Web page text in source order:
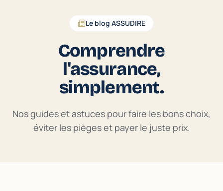
Le blog ASSUDIRE
Comprendre
l'assurance,
simplement.
Nos guides et astuces pour faire les bons choix,
éviter les pièges et payer le juste prix.